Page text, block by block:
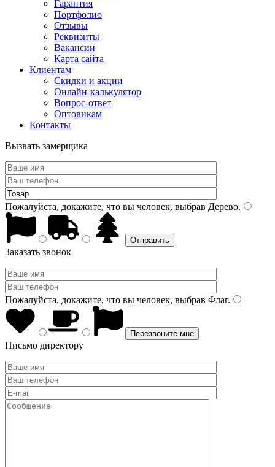
Гарантия
Портфолио
Отзывы
Реквизиты
Вакансии
Карта сайта
Клиентам
Скидки и акции
Онлайн-калькулятор
Вопрос-ответ
Оптовикам
Контакты
Вызвать замерщика
Пожалуйста, докажите, что вы человек, выбрав Дерево.
Заказать звонок
Пожалуйста, докажите, что вы человек, выбрав Флаг.
Письмо директору